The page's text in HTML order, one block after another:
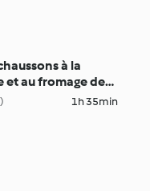
à la
et au fromage de
1h 35min